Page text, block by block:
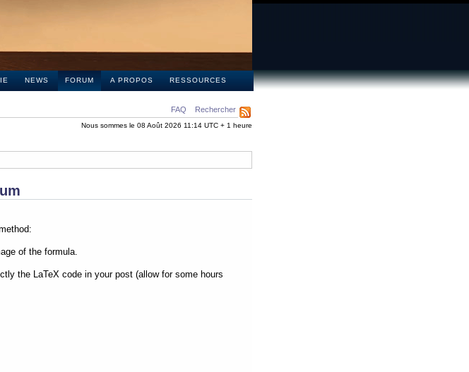
NEWS FORUM A PROPOS RESSOURCES
FAQ Rechercher
Nous sommes le 08 Août 2026 11:14 UTC + 1 heure
of the formula.
the LaTeX code in your post (allow for some hours